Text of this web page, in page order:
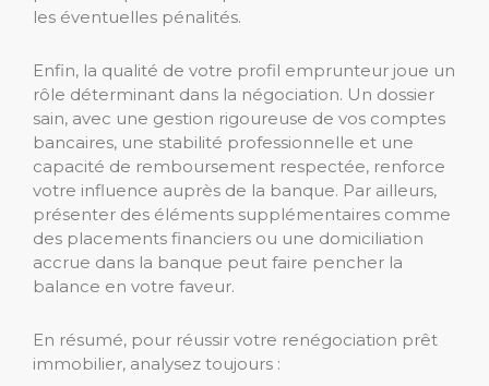
les éventuelles pénalités.
Enfin, la qualité de votre profil emprunteur joue un
rôle déterminant dans la négociation. Un dossier
sain, avec une gestion rigoureuse de vos comptes
bancaires, une stabilité professionnelle et une
capacité de remboursement respectée, renforce
votre influence auprès de la banque. Par ailleurs,
présenter des éléments supplémentaires comme
des placements financiers ou une domiciliation
accrue dans la banque peut faire pencher la
balance en votre faveur.
En résumé, pour réussir votre renégociation prêt
immobilier, analysez toujours :